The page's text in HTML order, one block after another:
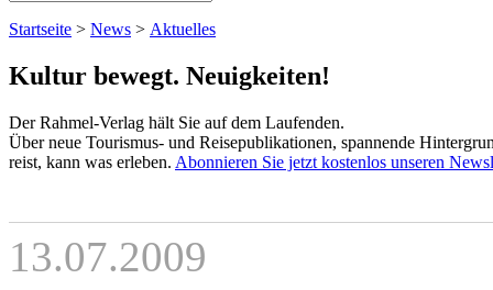
Startseite > News > Aktuelles
Kultur bewegt. Neuigkeiten!
Der Rahmel-Verlag hält Sie auf dem Laufenden.
Über neue Tourismus- und Reisepublikationen, spannende
reist, kann was erleben. Abonnieren Sie jetzt kostenlos unseren
13.07.2009